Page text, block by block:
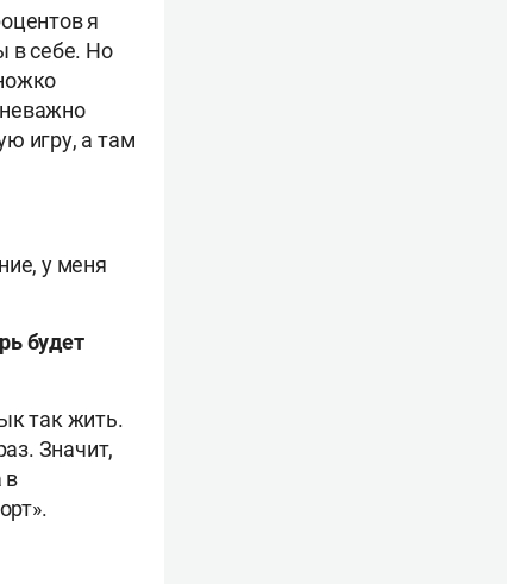
я
в себе. Но
игру, а там
у меня
будет
так жить.
Значит,
в